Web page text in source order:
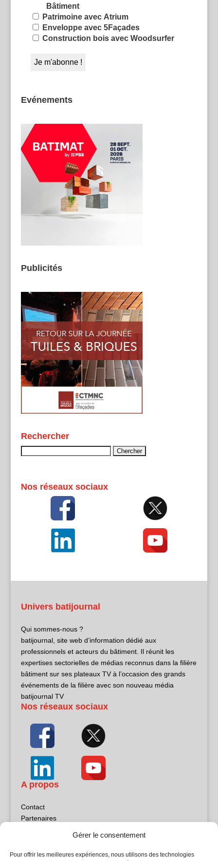
Gérer le consentement
Pour offrir les meilleures expériences, nous utilisons des technologies
Bâtiment
Patrimoine avec Atrium
Enveloppe avec 5Façades
Construction bois avec Woodsurfer
Evénements
Publicités
Rechercher
Nos réseaux sociaux
Univers batijournal
Qui sommes-nous ?
batijournal, site web d’information dédié aux
professionnels et acteurs du bâtiment. Il réunit les
expertises sectorielles de médias reconnus dans la filière
bâtiment sur ses plateaux TV à l’occasion des grands
événements de la filière avec son nouveau média
batijournal TV
Nos réseaux sociaux
A propos
Contact
Partenaires
Politique de confidentialité